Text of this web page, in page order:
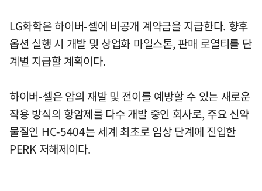
LG화학은 하이버-셀에 비공개 계약금을 지급한다. 향후
옵션 실행 시 개발 및 상업화 마일스톤, 판매 로열티를 단
계별 지급할 계획이다.
하이버-셀은 암의 재발 및 전이를 예방할 수 있는 새로운
작용 방식의 항암제를 다수 개발 중인 회사로, 주요 신약
물질인 HC-5404는 세계 최초로 임상 단계에 진입한
PERK 저해제이다.